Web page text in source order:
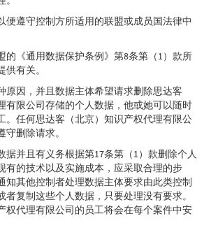
便遵守控制方所适用的联盟或成员国法律中
的《通用数据保护条例》第8条第（1）款所
有关。
原因，并且数据主体希望请求删除思达客
有限公司存储的个人数据，他或她可以随时
。任何思达客（北京）知识产权代理有限公
删除请求。
据并且有义务根据第17条第（1）款删除个人
有的技术以及实施成本，应采取合理的步
知其他控制者处理数据主体要求由此类控制
复制这些个人数据，只要处理没有要求。
权代理有限公司的员工将会在每个案件中安